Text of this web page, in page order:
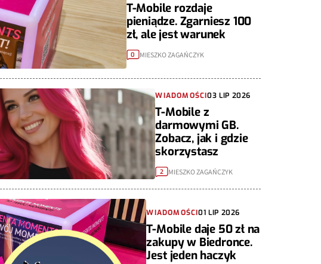
T-Mobile rozdaje
pieniądze. Zgarniesz 100
zł, ale jest warunek
0 MIESZKO ZAGAŃCZYK
WIADOMOŚCI03 LIP 2026
T-Mobile z
darmowymi GB.
Zobacz, jak i gdzie
skorzystasz
2 MIESZKO ZAGAŃCZYK
WIADOMOŚCI01 LIP 2026
T-Mobile daje 50 zł na
zakupy w Biedronce.
Jest jeden haczyk